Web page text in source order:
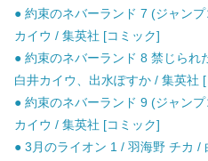
● 約束のネバーランド 7 (ジャン
カイウ / 集英社 [コミック]
● 約束のネバーランド 8 禁じられ
白井カイウ、出水ぽすか / 集英社
● 約束のネバーランド 9 (ジャン
カイウ / 集英社 [コミック]
● 3月のライオン 1 / 羽海野 チカ /